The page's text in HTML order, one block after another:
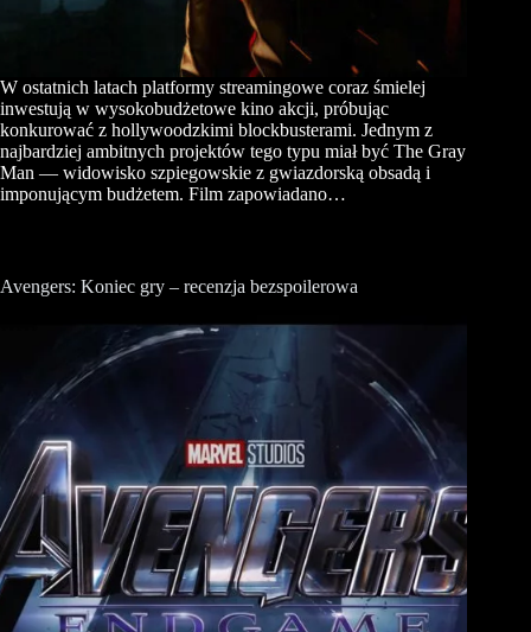
W ostatnich latach platformy streamingowe coraz śmielej
inwestują w wysokobudżetowe kino akcji, próbując
konkurować z hollywoodzkimi blockbusterami. Jednym z
najbardziej ambitnych projektów tego typu miał być The Gray
Man — widowisko szpiegowskie z gwiazdorską obsadą i
imponującym budżetem. Film zapowiadano…
Avengers: Koniec gry – recenzja bezspoilerowa